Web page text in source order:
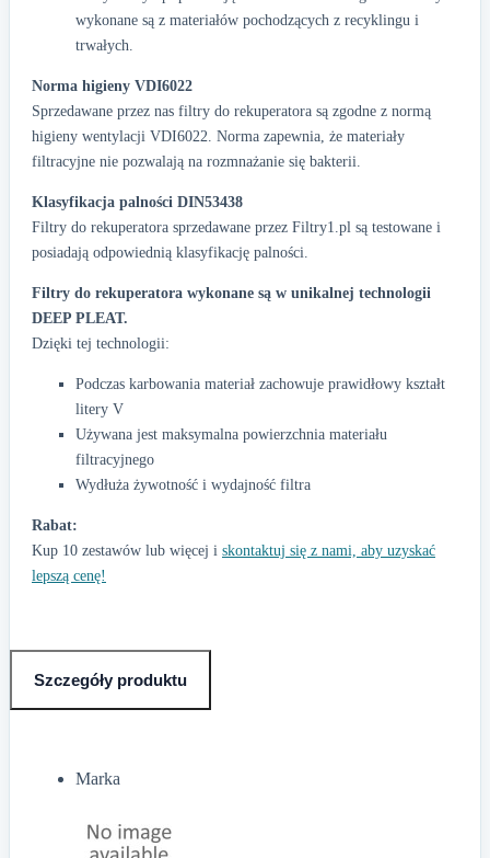
wykonane są z materiałów pochodzących z recyklingu i
trwałych.
Norma higieny VDI6022
Sprzedawane przez nas filtry do rekuperatora są zgodne z normą
higieny wentylacji VDI6022. Norma zapewnia, że materiały
filtracyjne nie pozwalają na rozmnażanie się bakterii.
Klasyfikacja palności DIN53438
Filtry do rekuperatora sprzedawane przez Filtry1.pl są testowane i
posiadają odpowiednią klasyfikację palności.
Filtry do rekuperatora wykonane są w unikalnej technologii
DEEP PLEAT.
Dzięki tej technologii:
Podczas karbowania materiał zachowuje prawidłowy kształt
litery V
Używana jest maksymalna powierzchnia materiału
filtracyjnego
Wydłuża żywotność i wydajność filtra
Rabat:
Kup 10 zestawów lub więcej i skontaktuj się z nami, aby uzyskać
lepszą cenę!
Szczegóły produktu
Marka